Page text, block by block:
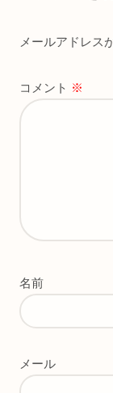
メールアドレス
コメント ※
名前
メール